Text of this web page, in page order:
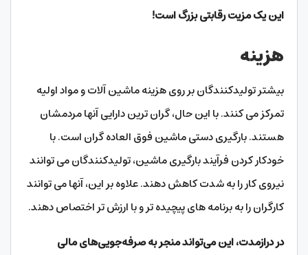
این یک مزیت رقابتی بزرگ است!
هزینه
بیشتر تولیدکنندگان بر روی هزینه ماشین آلات و مواد اولیه
تمرکز می کنند. با این حال، گران ترین دارایی آنها مردمشان
هستند. بارگیری دستی ماشین فوق العاده گران است. با
خودکار کردن فرآیند بارگیری ماشین، تولیدکنندگان می توانند
نیروی کار را به شدت کاهش دهند. علاوه بر این، آنها می توانند
کارگران را به برنامه های پیچیده تر و با ارزش تر اختصاص دهند.
در درازمدت، این می‌تواند منجر به صرفه‌جویی‌های مالی